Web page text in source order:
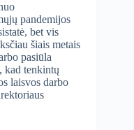
pandemijos
bet vis
šiais metais
pasiūla
kad tenkintų
laisvos darbo